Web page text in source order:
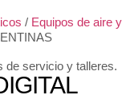
/ Equipos de aire y